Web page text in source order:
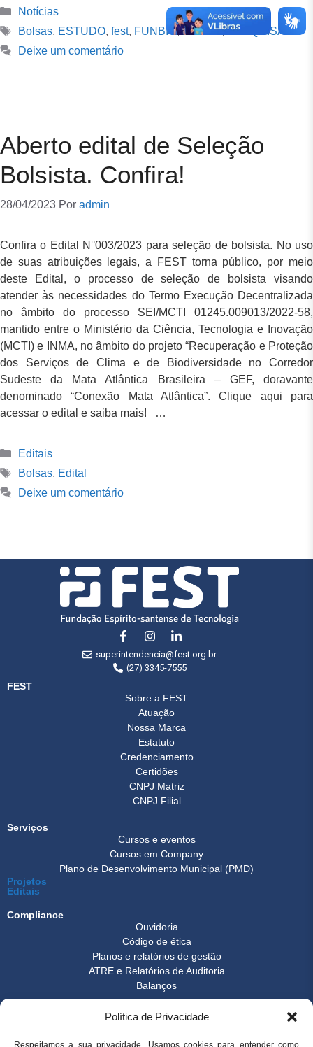
Política de Privacidade
Respeitamos a sua privacidade. Usamos cookies para entender como
Notícias
Bolsas, ESTUDO, fest, FUNBIO,ICMBIO,PESQUISA
Deixe um comentário
Aberto edital de Seleção
Bolsista. Confira!
28/04/2023 Por admin
Confira o Edital N°003/2023 para seleção de bolsista. No uso
de suas atribuições legais, a FEST torna público, por meio
deste Edital, o processo de seleção de bolsista visando
atender às necessidades do Termo Execução Decentralizada
no âmbito do processo SEI/MCTI 01245.009013/2022-58,
mantido entre o Ministério da Ciência, Tecnologia e Inovação
(MCTI) e INMA, no âmbito do projeto “Recuperação e Proteção
dos Serviços de Clima e de Biodiversidade no Corredor
Sudeste da Mata Atlântica Brasileira – GEF, doravante
denominado “Conexão Mata Atlântica”. Clique aqui para
acessar o edital e saiba mais! …
Editais
Bolsas, Edital
Deixe um comentário
superintendencia@fest.org.br
(27) 3345-7555
FEST
Sobre a FEST
Atuação
Nossa Marca
Estatuto
Credenciamento
Certidões
CNPJ Matriz
CNPJ Filial
Serviços
Cursos e eventos
Cursos em Company
Plano de Desenvolvimento Municipal (PMD)
Projetos
Editais
Compliance
Ouvidoria
Código de ética
Planos e relatórios de gestão
ATRE e Relatórios de Auditoria
Balanços
Boletim FEST